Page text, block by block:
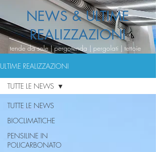
NEWS & ULTIME
REALIZZAZIONI
tende da sole | pergotenda | pergolati | tettoie
ULTIME REALIZZAZIONI
TUTTE LE NEWS
BIOCLIMATICHE
PENSILINE IN
POLICARBONATO
TUTTE LE NEWS